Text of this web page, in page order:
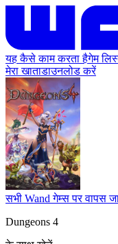
यह कैसे काम करता हैगेम
मेरा खाताडाउनलोड करें
सभी Wand गेम्स पर वापस
Dungeons 4